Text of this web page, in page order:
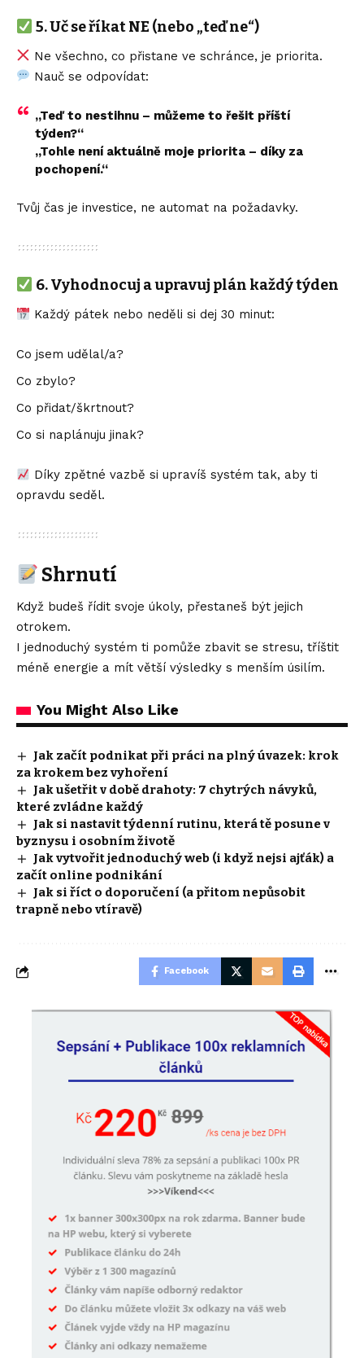
5.Uč se říkat NE (nebo „teď ne“)
Ne všechno, co přistane ve schránce, je priorita.
Nauč se odpovídat:
„Teď to nestihnu – můžeme to řešit příští
týden?“
„Tohle není aktuálně moje priorita – díky za
pochopení.“
Tvůj čas je investice, ne automat na požadavky.
6.Vyhodnocuj a upravuj plán každý týden
Každý pátek nebo neděli si dej 30 minut:
Co jsem udělal/a?
Co zbylo?
Co přidat/škrtnout?
Co si naplánuju jinak?
Díky zpětné vazbě si upravíš systém tak, aby ti
opravdu seděl.
Shrnutí
Když budeš řídit svoje úkoly, přestaneš být jejich
otrokem.
I jednoduchý systém ti pomůže zbavit se stresu, tříštit
méně energie a mít větší výsledky s menším úsilím.
You Might Also Like
Jak začít podnikat při práci na plný úvazek: krok
za krokem bez vyhoření
Jak ušetřit v době drahoty: 7 chytrých návyků,
které zvládne každý
Jak si nastavit týdenní rutinu, která tě posune v
byznysu i osobním životě
Jak vytvořit jednoduchý web (i když nejsi ajťák) a
začít online podnikání
Jak si říct o doporučení (a přitom nepůsobit
trapně nebo vtíravě)
Facebook